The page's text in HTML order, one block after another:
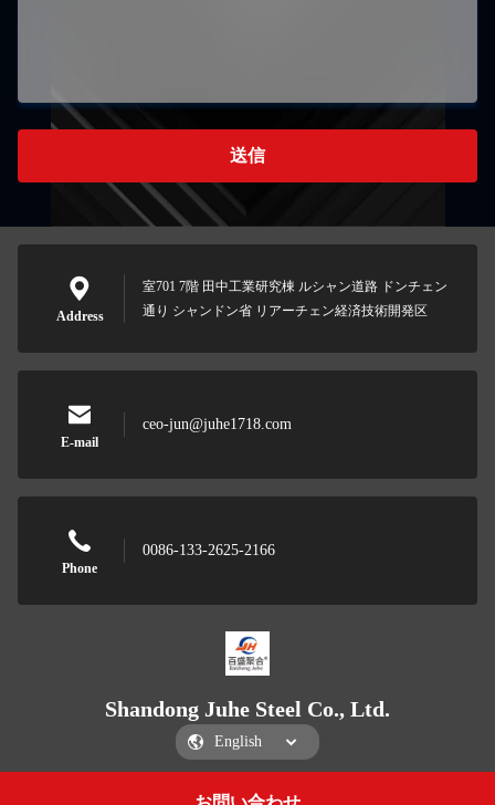
送信
Address
室701 7階 田中工業研究棟 ルシャン道路 ドンチェン
通り シャンドン省 リアーチェン経済技術開発区
E-mail
ceo-jun@juhe1718.com
Phone
0086-133-2625-2166
Shandong Juhe Steel Co., Ltd.